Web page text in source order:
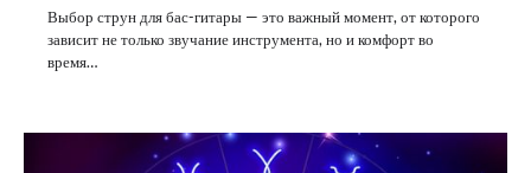
Выбор струн для бас-гитары — это важный момент, от которого
зависит не только звучание инструмента, но и комфорт во
время…